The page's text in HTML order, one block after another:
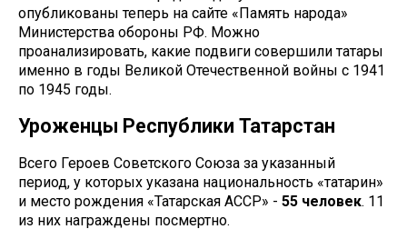
опубликованы теперь на сайте «Память народа»
Министерства обороны РФ. Можно
проанализировать, какие подвиги совершили татары
именно в годы Великой Отечественной войны с 1941
по 1945 годы.
Уроженцы Республики Татарстан
Всего Героев Советского Союза за указанный
период, у которых указана национальность «татарин»
и место рождения «Татарская АССР» - 55 человек. 11
из них награждены посмертно.